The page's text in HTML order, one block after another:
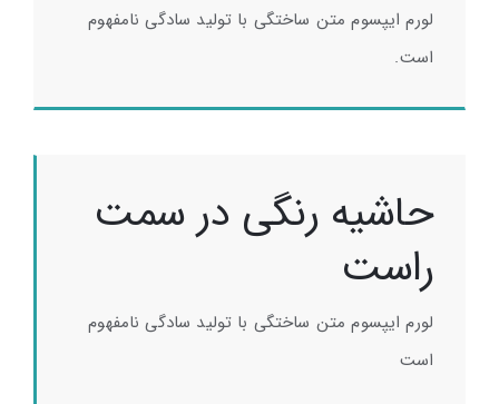
لورم ایپسوم متن ساختگی با تولید سادگی نامفهوم
است.
حاشیه رنگی در سمت
راست
لورم ایپسوم متن ساختگی با تولید سادگی نامفهوم
است